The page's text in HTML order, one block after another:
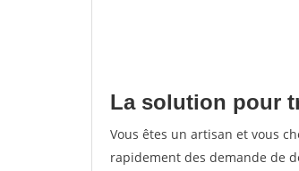
La solution pour
Vous êtes un artisan et vous
rapidement des demande de